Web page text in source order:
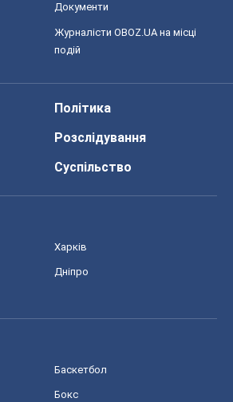
Документи
Журналісти OBOZ.UA на місці
подій
Політика
Розслідування
Суспільство
Харків
Дніпро
Баскетбол
Бокс